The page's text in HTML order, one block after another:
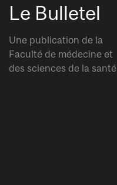
Le Bulletel
Une publication de la
Faculté de médecine et
des sciences de la santé